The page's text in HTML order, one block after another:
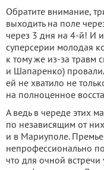
Обратите внимание,
выходить на поле
через 3 дня на 4-й! И
суперсерии молодая
к тому же из-за травм
и Шапаренко)
ей не хватило не
на полноценное
А ведь в череде этих
по независящим от
и в Мариуполе.
непрофессионально
что для очной